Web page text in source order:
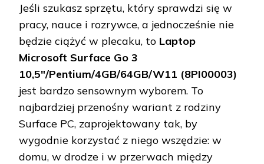
Jeśli szukasz sprzętu, który sprawdzi się w
pracy, nauce i rozrywce, a jednocześnie nie
będzie ciążyć w plecaku, to Laptop
Microsoft Surface Go 3
10,5"/Pentium/4GB/64GB/W11 (8PI00003)
jest bardzo sensownym wyborem. To
najbardziej przenośny wariant z rodziny
Surface PC, zaprojektowany tak, by
wygodnie korzystać z niego wszędzie: w
domu, w drodze i w przerwach między